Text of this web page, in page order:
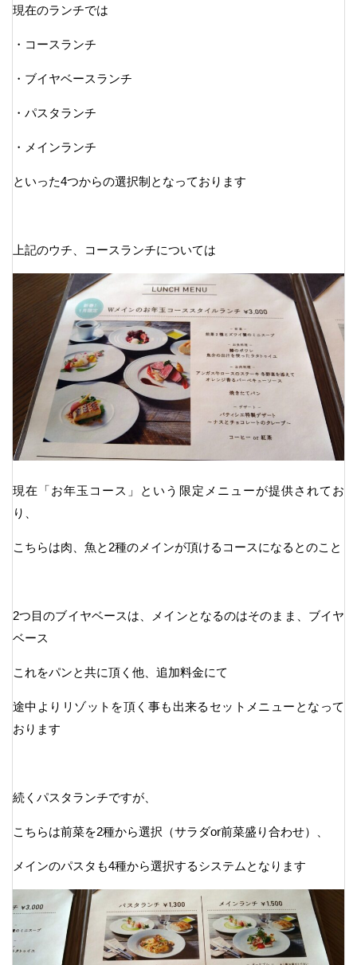
現在のランチでは
・コースランチ
・ブイヤベースランチ
・パスタランチ
・メインランチ
といった4つからの選択制となっております
上記のウチ、コースランチについては
現在「お年玉コース」という限定メニューが提供されてお
り、
こちらは肉、魚と2種のメインが頂けるコースになるとのこと
2つ目のブイヤベースは、メインとなるのはそのまま、ブイヤ
ベース
これをパンと共に頂く他、追加料金にて
途中よりリゾットを頂く事も出来るセットメニューとなって
おります
続くパスタランチですが、
こちらは前菜を2種から選択（サラダor前菜盛り合わせ）、
メインのパスタも4種から選択するシステムとなります